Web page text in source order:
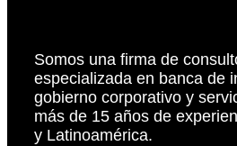
Ver más
Somos una firma de
especializada en banca de
gobierno corporativo y
más de 15 años de
y Latinoamérica.